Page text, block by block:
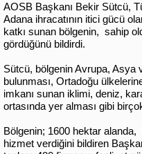
AOSB Başkanı Bekir Sütcü,
Adana ihracatının itici gücü
katkı sunan bölgenin, sahip
gördüğünü bildirdi.
Sütcü, bölgenin Avrupa, Asya
bulunması, Ortadoğu
imkanı sunan iklimi, deniz,
ortasında yer alması gibi
Bölgenin; 1600 hektar
hizmet verdiğini bildiren